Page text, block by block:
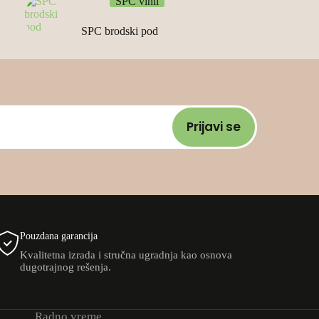
SPC brodski pod
Prijavi se
Pouzdana garancija
Kvalitetna izrada i stručna ugradnja kao osnova
dugotrajnog rešenja.
Radno vreme